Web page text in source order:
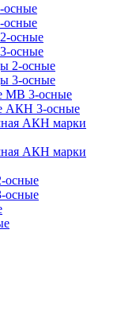
осные
осные
2-осные
3-осные
МВ 3-осные
АКН 3-осные
АКН марки
АКН марки
осные
осные